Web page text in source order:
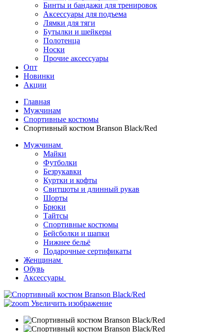
Бинты и бандажи для тренировок
Аксессуары для подъема
Лямки для тяги
Бутылки и шейкеры
Полотенца
Носки
Прочие аксессуары
Опт
Новинки
Акции
Главная
Мужчинам
Спортивные костюмы
Спортивный костюм Branson Black/Red
Мужчинам
Майки
Футболки
Безрукавки
Куртки и кофты
Свитшоты и длинный рукав
Шорты
Брюки
Тайтсы
Спортивные костюмы
Бейсболки и шапки
Нижнее бельё
Подарочные сертификаты
Женщинам
Обувь
Аксессуары
Увеличить изображение